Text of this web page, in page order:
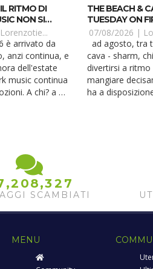
RITMO DI
NON SI
Lorenzotie...
anzi continua, e
dell'estate
music continua
A chi? a dj,
la più pura, a
THE BEACH &
TUESDAY ON
BALLA?
07/08/2026 |
ad agosto, tra the beach &
cava - sharm,
divertirsi a ritmo
mangiare
ha a
accendere il tuo
spiaggia di the
,2 08,32 7
SCAMBIATI
MENU